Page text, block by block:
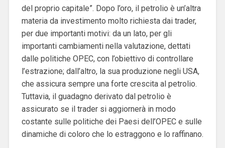
del proprio capitale”. Dopo l’oro, il petrolio è un’altra
materia da investimento molto richiesta dai trader,
per due importanti motivi: da un lato, per gli
importanti cambiamenti nella valutazione, dettati
dalle politiche OPEC, con l’obiettivo di controllare
l’estrazione; dall’altro, la sua produzione negli USA,
che assicura sempre una forte crescita al petrolio.
Tuttavia, il guadagno derivato dal petrolio è
assicurato se il trader si aggiornerà in modo
costante sulle politiche dei Paesi dell’OPEC e sulle
dinamiche di coloro che lo estraggono e lo raffinano.